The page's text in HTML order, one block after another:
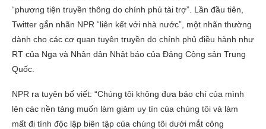
“phương tiện truyền thông do chính phủ tài trợ”. Lần đầu tiên,
Twitter gắn nhãn NPR “liên kết với nhà nước”, một nhãn thường
dành cho các cơ quan tuyên truyền do chính phủ điều hành như
RT của Nga và Nhân dân Nhật báo của Đảng Cộng sản Trung
Quốc.
NPR ra tuyên bố viết: “Chúng tôi không đưa báo chí của mình
lên các nền tảng muốn làm giảm uy tín của chúng tôi và làm
mất đi tính độc lập biên tập của chúng tôi dưới mắt công